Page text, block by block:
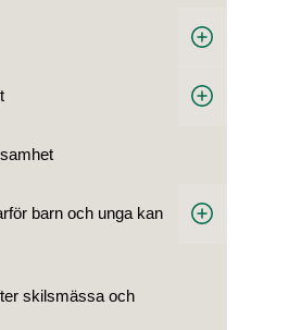
barn och unga kan
skilsmässa och